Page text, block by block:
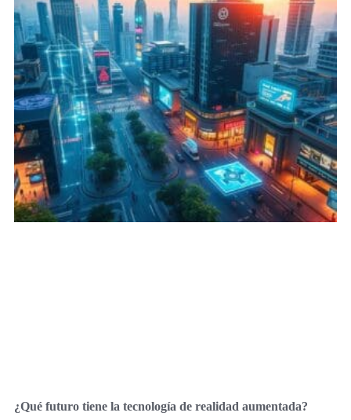
¿Qué futuro tiene la tecnología de realidad aumentada?